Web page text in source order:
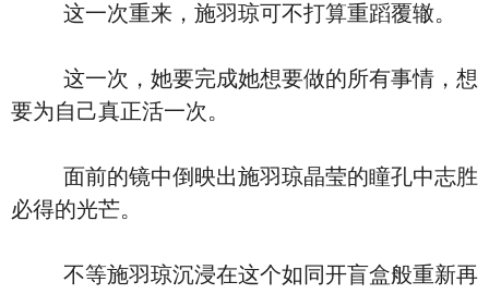
这一次重来，施羽琼可不打算重蹈覆辙。
这一次，她要完成她想要做的所有事情，想
要为自己真正活一次。
面前的镜中倒映出施羽琼晶莹的瞳孔中志胜
必得的光芒。
不等施羽琼沉浸在这个如同开盲盒般重新再